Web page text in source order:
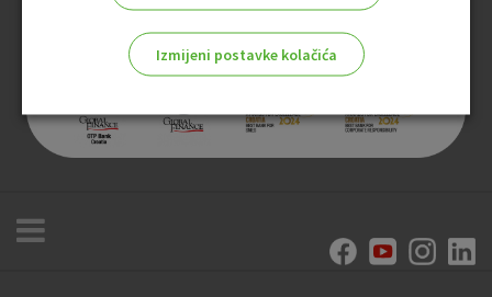
Izmijeni postavke kolačića